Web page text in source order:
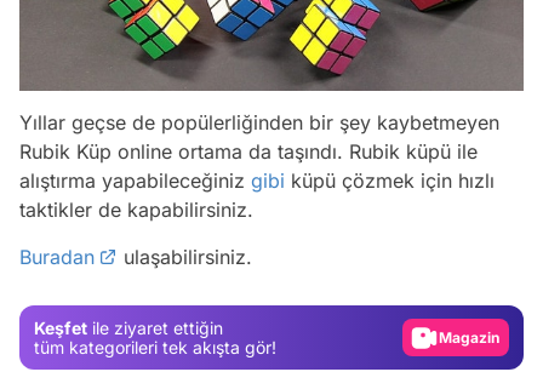
Yıllar geçse de popülerliğinden bir şey kaybetmeyen
Rubik Küp online ortama da taşındı. Rubik küpü ile
alıştırma yapabileceğiniz gibi küpü çözmek için hızlı
taktikler de kapabilirsiniz.
Buradan
ulaşabilirsiniz.
Keşfet ile ziyaret ettiğin
tüm kategorileri tek akışta gör!
Video
Video